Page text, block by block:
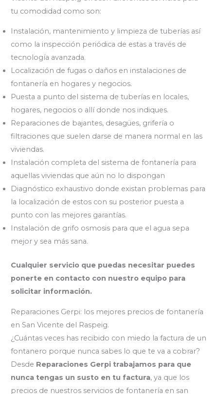
tu comodidad como son:
Instalación, mantenimiento y limpieza de tuberías así
como la inspección periódica de estas a través de
tecnología avanzada.
Localización de fugas o daños en instalaciones de
fontanería en hogares y negocios.
Puesta a punto del sistema de tuberías en locales,
hogares, negocios o allí donde nos indiques.
Reparaciones de bajantes, desagües, grifería o
filtraciones que suelen darse de manera normal en las
viviendas.
Instalación completa del sistema de fontanería para
aquellas viviendas que aún no lo dispongan
Diagnóstico exhaustivo donde existan problemas para
la localización de estos con su posterior puesta a
punto con las mejores garantías.
Instalación de grifo osmosis para que el agua sepa
mejor y sea más sana.
Cualquier servicio que puedas necesitar puedes
ponerte en contacto con nuestro equipo para
solicitar información.
Reparaciones Gerpi: los mejores precios de fontanería
en San Vicente del Raspeig.
¿Cuántas veces has recibido con miedo la factura de un
fontanero porque nunca sabes lo que te va a cobrar?
Desde Reparaciones Gerpi trabajamos para que
nunca tengas un susto en tu factura, ya que los
precios de nuestros servicios de fontanería en san